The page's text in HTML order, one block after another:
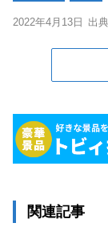
2022年4月13日 出
関連記事